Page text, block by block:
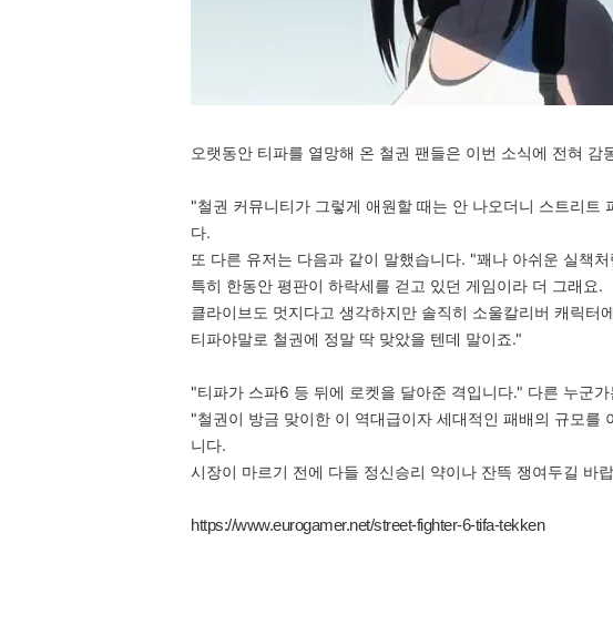
오랫동안 티파를 열망해 온 철권 팬들은 이번 소식에 전혀 감
"철권 커뮤니티가 그렇게 애원할 때는 안 나오더니 스트리
다.
또 다른 유저는 다음과 같이 말했습니다. "꽤나 아쉬운 실책
특히 한동안 평판이 하락세를 걷고 있던 게임이라 더 그래요.
클라이브도 멋지다고 생각하지만 솔직히 소울칼리버 캐릭터
티파야말로 철권에 정말 딱 맞았을 텐데 말이죠."
"티파가 스파6 등 뒤에 로켓을 달아준 격입니다." 다른 누군
"철권이 방금 맞이한 이 역대급이자 세대적인 패배의 규모
니다.
시장이 마르기 전에 다들 정신승리 약이나 잔뜩 쟁여두길 바
https://www.eurogamer.net/street-fighter-6-tifa-tekken